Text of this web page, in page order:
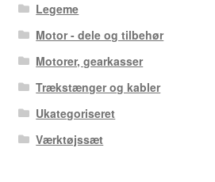
Legeme
Motor - dele og tilbehør
Motorer, gearkasser
Trækstænger og kabler
Ukategoriseret
Værktøjssæt